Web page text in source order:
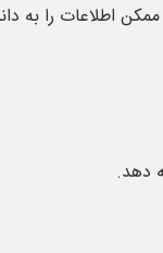
اطلاعات را به
دهد.